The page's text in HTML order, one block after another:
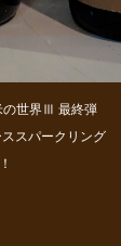
の世界Ⅲ 最終弾
スパークリング